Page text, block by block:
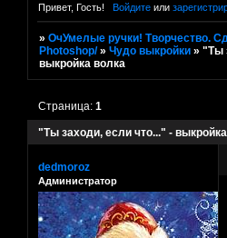
Привет, Гость! Войдитеили
»ОчУмелые ручки! Творчество.
Photoshop/ »Чудо выкройки »"Ты
выкройка волка
"Ты заходи, если что..." -
Страница:1
dedmoroz
Администратор